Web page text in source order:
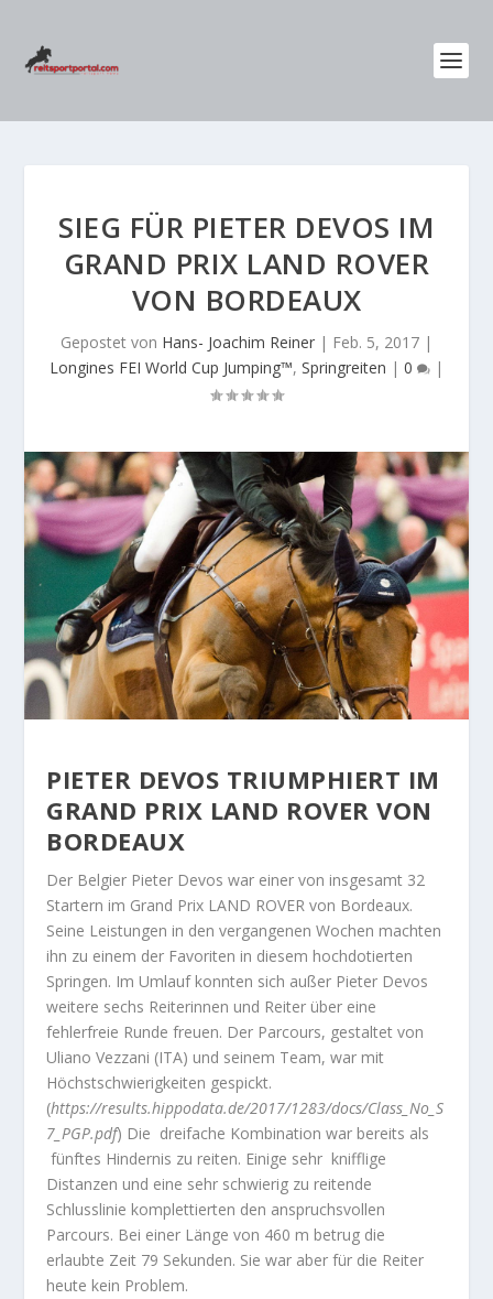
SIEG FÜR PIETER DEVOS IM
GRAND PRIX LAND ROVER
VON BORDEAUX
Gepostet von Hans- Joachim Reiner | Feb. 5, 2017 |
Longines FEI World Cup Jumping™, Springreiten | 0 |
PIETER DEVOS TRIUMPHIERT IM
GRAND PRIX LAND ROVER VON
BORDEAUX
Der Belgier Pieter Devos war einer von insgesamt 32
Startern im Grand Prix LAND ROVER von Bordeaux.
Seine Leistungen in den vergangenen Wochen machten
ihn zu einem der Favoriten in diesem hochdotierten
Springen. Im Umlauf konnten sich außer Pieter Devos
weitere sechs Reiterinnen und Reiter über eine
fehlerfreie Runde freuen. Der Parcours, gestaltet von
Uliano Vezzani (ITA) und seinem Team, war mit
Höchstschwierigkeiten gespickt.
(https://results.hippodata.de/2017/1283/docs/Class_No_S
7_PGP.pdf) Die dreifache Kombination war bereits als
fünftes Hindernis zu reiten. Einige sehr knifflige
Distanzen und eine sehr schwierig zu reitende
Schlusslinie komplettierten den anspruchsvollen
Parcours. Bei einer Länge von 460 m betrug die
erlaubte Zeit 79 Sekunden. Sie war aber für die Reiter
heute kein Problem.